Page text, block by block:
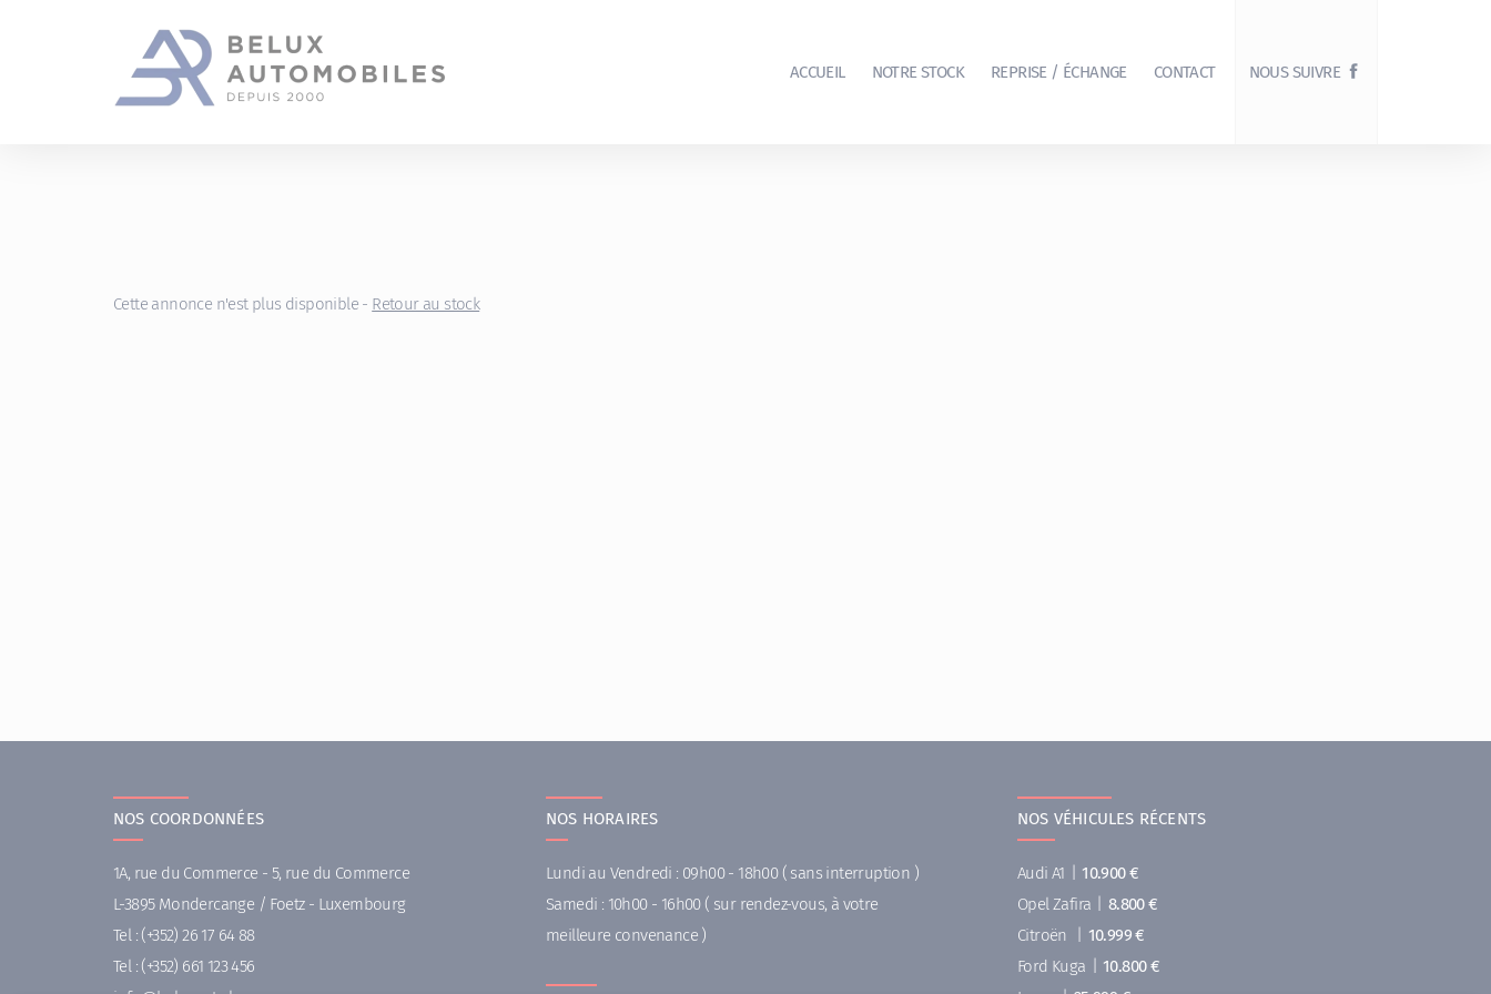
ACCUEIL NOTRE STOCK REPRISE / ÉCHANGE CONTACT NOUS SUIVRE
Cette annonce n'est plus disponible - Retour au stock
NOS COORDONNÉES
1A, rue du Commerce - 5, rue du Commerce
L-3895 Mondercange / Foetz - Luxembourg
Tel : (+352) 26 17 64 88
Tel : (+352) 661 123 456
NOS HORAIRES
Lundi au Vendredi : 09h00 - 18h00 ( sans interruption )
Samedi : 10h00 - 16h00 ( sur rendez-vous, à votre
meilleure convenance )
NOS VÉHICULES RÉCENTS
Audi A1
10.900 €
Opel Zafira
8.800 €
Citroën
10.999 €
Ford Kuga
10.800 €